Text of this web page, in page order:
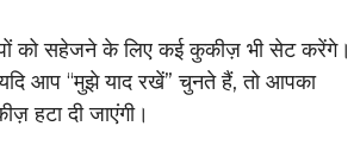
को सहेजने के लिए कई कुकीज़ भी सेट करेंगे।
आप “मुझे याद रखें” चुनते हैं, तो आपका
हटा दी जाएंगी।